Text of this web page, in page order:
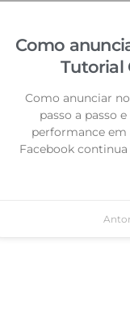
Como
Tutorial
Como anunciar
passo a passo
performance em
Facebook